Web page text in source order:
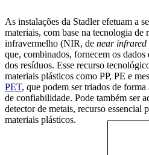
As instalações da Stadler efetuam a
materiais, com base na tecnologia de
infravermelho (NIR, de near
que, combinados, fornecem os dados
dos resíduos. Esse recurso
materiais plásticos como PP, PE e
PET, que podem ser triados de
de confiabilidade. Pode também ser
detector de metais, recurso essencial
materiais plásticos.